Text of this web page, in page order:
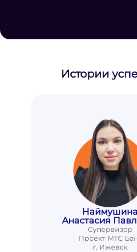
Истории
Наймушина
Анастасия
Супервизор
Проект МТС
г. Ижевск